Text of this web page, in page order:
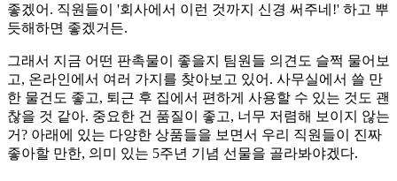
좋겠어. 직원들이 '회사에서 이런 것까지 신경 써주네!' 하고 뿌
듯해하면 좋겠거든.
그래서 지금 어떤 판촉물이 좋을지 팀원들 의견도 슬쩍 물어보
고, 온라인에서 여러 가지를 찾아보고 있어. 사무실에서 쓸 만
한 물건도 좋고, 퇴근 후 집에서 편하게 사용할 수 있는 것도 괜
찮을 것 같아. 중요한 건 품질이 좋고, 너무 저렴해 보이지 않는
거? 아래에 있는 다양한 상품들을 보면서 우리 직원들이 진짜
좋아할 만한, 의미 있는 5주년 기념 선물을 골라봐야겠다.